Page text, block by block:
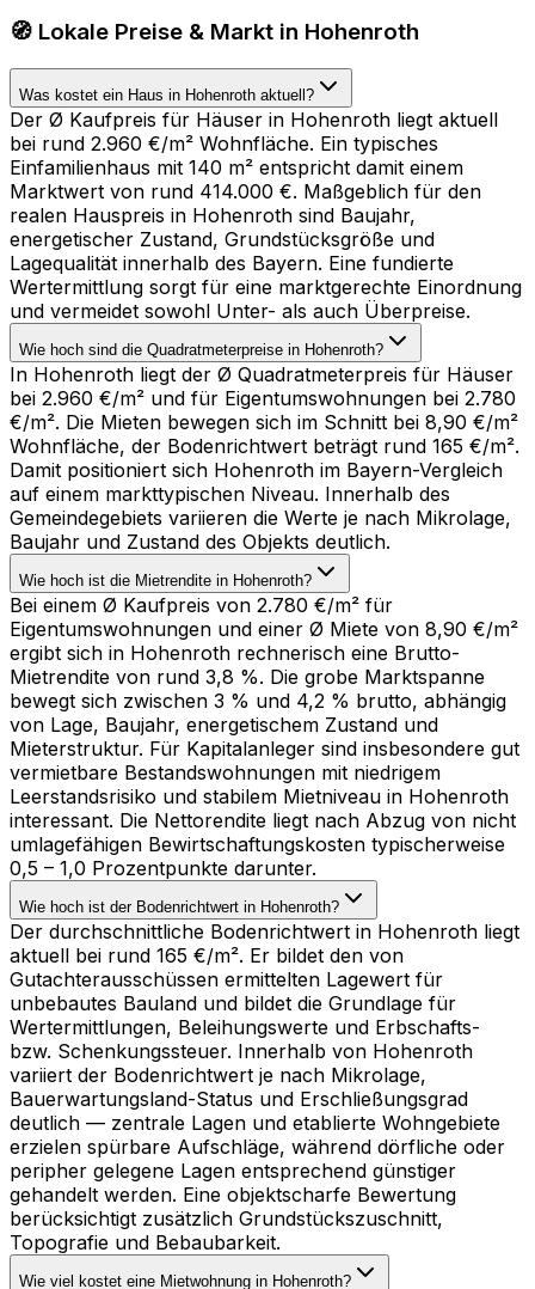
🧭 Lokale Preise & Markt in Hohenroth
Was kostet ein Haus in Hohenroth aktuell?
Der Ø Kaufpreis für Häuser in Hohenroth liegt aktuell
bei rund 2.960 €/m² Wohnfläche. Ein typisches
Einfamilienhaus mit 140 m² entspricht damit einem
Marktwert von rund 414.000 €. Maßgeblich für den
realen Hauspreis in Hohenroth sind Baujahr,
energetischer Zustand, Grundstücksgröße und
Lagequalität innerhalb des Bayern. Eine fundierte
Wertermittlung sorgt für eine marktgerechte Einordnung
und vermeidet sowohl Unter- als auch Überpreise.
Wie hoch sind die Quadratmeterpreise in Hohenroth?
In Hohenroth liegt der Ø Quadratmeterpreis für Häuser
bei 2.960 €/m² und für Eigentumswohnungen bei 2.780
€/m². Die Mieten bewegen sich im Schnitt bei 8,90 €/m²
Wohnfläche, der Bodenrichtwert beträgt rund 165 €/m².
Damit positioniert sich Hohenroth im Bayern-Vergleich
auf einem markttypischen Niveau. Innerhalb des
Gemeindegebiets variieren die Werte je nach Mikrolage,
Baujahr und Zustand des Objekts deutlich.
Wie hoch ist die Mietrendite in Hohenroth?
Bei einem Ø Kaufpreis von 2.780 €/m² für
Eigentumswohnungen und einer Ø Miete von 8,90 €/m²
ergibt sich in Hohenroth rechnerisch eine Brutto-
Mietrendite von rund 3,8 %. Die grobe Marktspanne
bewegt sich zwischen 3 % und 4,2 % brutto, abhängig
von Lage, Baujahr, energetischem Zustand und
Mieterstruktur. Für Kapitalanleger sind insbesondere gut
vermietbare Bestandswohnungen mit niedrigem
Leerstandsrisiko und stabilem Mietniveau in Hohenroth
interessant. Die Nettorendite liegt nach Abzug von nicht
umlagefähigen Bewirtschaftungskosten typischerweise
0,5 – 1,0 Prozentpunkte darunter.
Wie hoch ist der Bodenrichtwert in Hohenroth?
Der durchschnittliche Bodenrichtwert in Hohenroth liegt
aktuell bei rund 165 €/m². Er bildet den von
Gutachterausschüssen ermittelten Lagewert für
unbebautes Bauland und bildet die Grundlage für
Wertermittlungen, Beleihungswerte und Erbschafts-
bzw. Schenkungssteuer. Innerhalb von Hohenroth
variiert der Bodenrichtwert je nach Mikrolage,
Bauerwartungsland-Status und Erschließungsgrad
deutlich — zentrale Lagen und etablierte Wohngebiete
erzielen spürbare Aufschläge, während dörfliche oder
peripher gelegene Lagen entsprechend günstiger
gehandelt werden. Eine objektscharfe Bewertung
berücksichtigt zusätzlich Grundstückszuschnitt,
Topografie und Bebaubarkeit.
Wie viel kostet eine Mietwohnung in Hohenroth?